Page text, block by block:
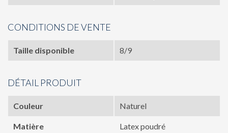
CONDITIONS DE VENTE
Taille disponible 8/9
DÉTAIL PRODUIT
Couleur Naturel
Matière Latex poudré